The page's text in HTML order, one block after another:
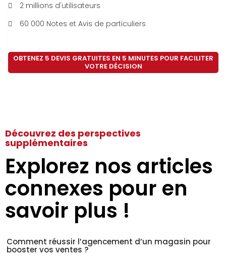
2 millions d'utilisateurs
60 000 Notes et Avis de particuliers
OBTENEZ 5 DEVIS GRATUITES EN 5 MINUTES POUR FACILITER
VOTRE DÉCISION
Découvrez des perspectives
supplémentaires
Explorez nos articles
connexes pour en
savoir plus !
Comment réussir l’agencement d’un magasin pour
booster vos ventes ?